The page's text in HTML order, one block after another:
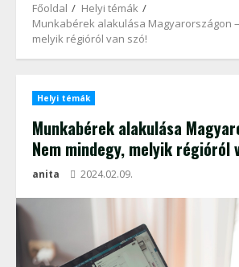
Főoldal
Helyi témák
Munkabérek alakulása Magyarországon
melyik régióról van szó!
Helyi témák
Munkabérek alakulása
Nem mindegy, melyik régióról
anita 2024.02.09.